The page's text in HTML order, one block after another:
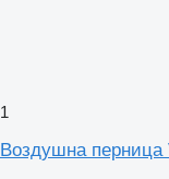
1
Воздушна перница